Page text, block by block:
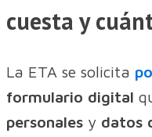
cuesta y
La ETA se solicita
formulario digital
personales y datos